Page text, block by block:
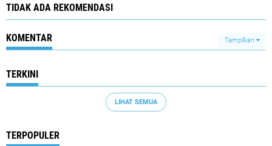
TIDAK ADA REKOMENDASI
KOMENTAR Tampilkan
TERKINI
LIHAT SEMUA
TERPOPULER